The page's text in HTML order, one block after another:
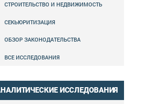
СТРОИТЕЛЬСТВО И НЕДВИЖИМОСТЬ
СЕКЬЮРИТИЗАЦИЯ
ОБЗОР ЗАКОНОДАТЕЛЬСТВА
ВСЕ ИССЛЕДОВАНИЯ
ИССЛЕДОВАНИЯ